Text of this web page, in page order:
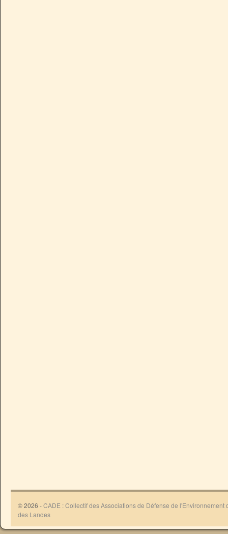
© 2026 -CADE : Collectif des Associations de Défense de l'Environnement
des Landes